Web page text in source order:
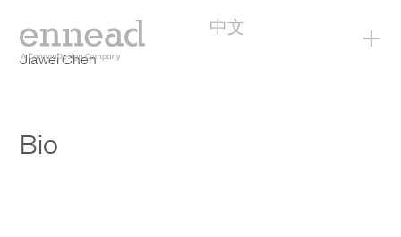
中文 +
Jiawei Chen
Bio